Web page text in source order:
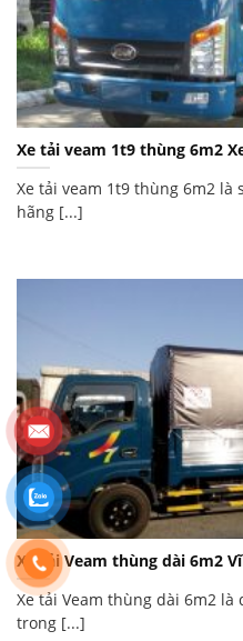
Xe tải veam 1t9 thùng 6m2
Xe tải veam 1t9 thùng 6m2 là
hãng [...]
Xe tải Veam thùng dài 6m2
Xe tải Veam thùng dài 6m2
trong [...]